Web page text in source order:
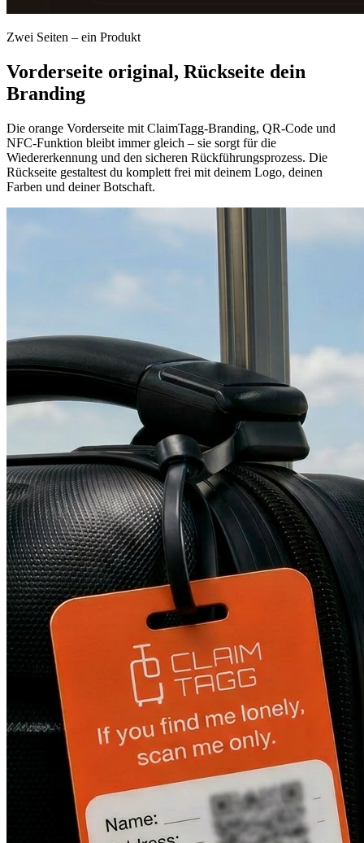
Zwei Seiten – ein Produkt
Vorderseite original, Rückseite dein
Branding
Die orange Vorderseite mit ClaimTagg-Branding, QR-Code und
NFC-Funktion bleibt immer gleich – sie sorgt für die
Wiedererkennung und den sicheren Rückführungsprozess. Die
Rückseite gestaltest du komplett frei mit deinem Logo, deinen
Farben und deiner Botschaft.